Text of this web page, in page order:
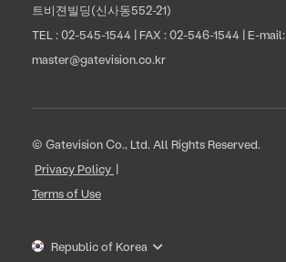
트비젼빌딩(신사동552-21)
TEL :02-545-1544 | FAX : 02-546-1544 | E-mail:
master@gatevision.co.kr
© Gatevision Co., Ltd. All Rights Reserved.
Privacy Policy
Terms of Use
Change
Republic of Korea